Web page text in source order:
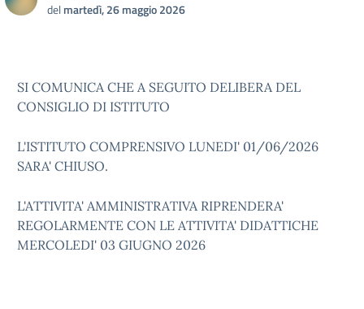
delmartedì, 26 maggio 2026
SI COMUNICA CHE A SEGUITO DELIBERA DEL
CONSIGLIO DI ISTITUTO
L'ISTITUTO COMPRENSIVO LUNEDI' 01/06/2026
SARA' CHIUSO.
L'ATTIVITA' AMMINISTRATIVA RIPRENDERA'
REGOLARMENTE CON LE ATTIVITA' DIDATTICHE
MERCOLEDI' 03 GIUGNO 2026